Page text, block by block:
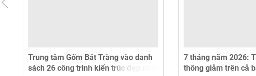
Trung tâm Gốm Bát Tràng vào danh
sách 26 công trình kiến trúc đẹp nhất
7 tháng năm 2026:
thông giảm trên cả